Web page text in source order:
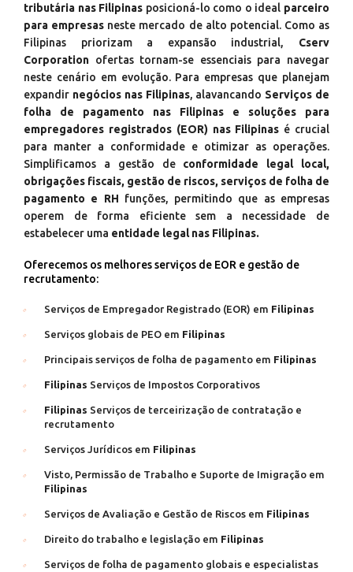
tributária nas Filipinas posicioná-lo como o ideal parceiro
para empresas neste mercado de alto potencial. Como as
Filipinas priorizam a expansão industrial, Cserv
Corporation ofertas tornam-se essenciais para navegar
neste cenário em evolução. Para empresas que planejam
expandir negócios nas Filipinas, alavancando Serviços de
folha de pagamento nas Filipinas e soluções para
empregadores registrados (EOR) nas Filipinas é crucial
para manter a conformidade e otimizar as operações.
Simplificamos a gestão de conformidade legal local,
obrigações fiscais, gestão de riscos, serviços de folha de
pagamento e RH funções, permitindo que as empresas
operem de forma eficiente sem a necessidade de
estabelecer uma entidade legal nas Filipinas.
Oferecemos os melhores serviços de EOR e gestão de
recrutamento:
Serviços de Empregador Registrado (EOR) em Filipinas
Serviços globais de PEO em Filipinas
Principais serviços de folha de pagamento em Filipinas
Filipinas Serviços de Impostos Corporativos
Filipinas Serviços de terceirização de contratação e
recrutamento
Serviços Jurídicos em Filipinas
Visto, Permissão de Trabalho e Suporte de Imigração em
Filipinas
Serviços de Avaliação e Gestão de Riscos em Filipinas
Direito do trabalho e legislação em Filipinas
Serviços de folha de pagamento globais e especialistas